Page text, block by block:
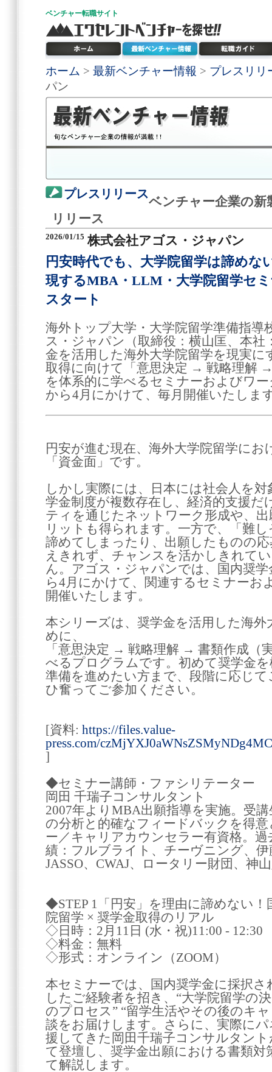
ベンチャー転職サイト
ホーム > 最新ベンチャー情報 > プレスリリ
パン
プレスリリース
ベンチャー企業の新
リリース
2026/01/15 株式会社アゴス・ジャパン
円安時代でも、大学院留学は諦めな
現するMBA・LLM・大学院留学セ
スタート
海外トップ大学・大学院留学準備指導
ス・ジャパン（取締役：横山匡、本社
金を活用した海外大学院留学を現実
取得に向けて「意思決定 → 戦略理解
を体系的に学べるセミナーおよびワ
から4月にかけて、毎月開催いたしま
円安が進む現在、海外大学院留学に
「資金面」です。
しかし実際には、日本には社会人を
学金制度が複数存在し、経済的支援
ティを通じたネットワーク形成や、
リットも得られます。一方で、「難
諦めてしまったり、出願したものの
えきれず、チャンスを活かしきれて
ん。アゴス・ジャパンでは、国内奨
ら4月にかけて、関連するセミナーお
開催いたします。
本シリーズは、奨学金を活用した海
めに、
「意思決定 → 戦略理解 → 書類作成（
べるプログラムです。初めて奨学金
準備を進めたい方まで、段階に応じ
ひ奮ってご参加ください。
[資料: https://files.value-
press.com/
]
◆セミナー講師・ファシリテーター
岡田 千瑞子コンサルタント
2007年よりMBA出願指導を実施。受
の分析と的確なフィードバックを得
ー／キャリアカウンセラー有資格。過
績：フルブライト、チーヴニング、伊
JASSO、CWAJ、ロータリー財団、神
◆STEP 1「円安」を理由に諦めない！
院留学 × 奨学金取得のリアル
◇日時：2月11日 (水・祝)11:00 - 12:30
◇料金：無料
◇形式：オンライン（ZOOM）
本セミナーでは、国内奨学金に採択
したご経験者を招き、“大学院留学の
のプロセス” “留学生活やその後のキ
談をお届けします。さらに、実際に
援してきた岡田千瑞子コンサルタン
て登壇し、奨学金出願における書類
て解説します。